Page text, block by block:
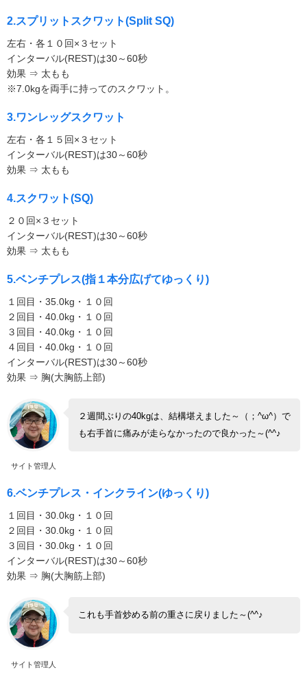
2.スプリットスクワット(Split SQ)
左右・各１０回×３セット
インターバル(REST)は30～60秒
効果 ⇒ 太もも
※7.0kgを両手に持ってのスクワット。
3.ワンレッグスクワット
左右・各１５回×３セット
インターバル(REST)は30～60秒
効果 ⇒ 太もも
4.スクワット(SQ)
２０回×３セット
インターバル(REST)は30～60秒
効果 ⇒ 太もも
5.ベンチプレス(指１本分広げてゆっくり)
１回目・35.0kg・１０回
２回目・40.0kg・１０回
３回目・40.0kg・１０回
４回目・40.0kg・１０回
インターバル(REST)は30～60秒
効果 ⇒ 胸(大胸筋上部)
サイト管理人
２週間ぶりの40kgは、結構堪えました～（；^ω^）で
も右手首に痛みが走らなかったので良かった～(^^♪
6.ベンチプレス・インクライン(ゆっくり)
１回目・30.0kg・１０回
２回目・30.0kg・１０回
３回目・30.0kg・１０回
インターバル(REST)は30～60秒
効果 ⇒ 胸(大胸筋上部)
サイト管理人
これも手首炒める前の重さに戻りました～(^^♪